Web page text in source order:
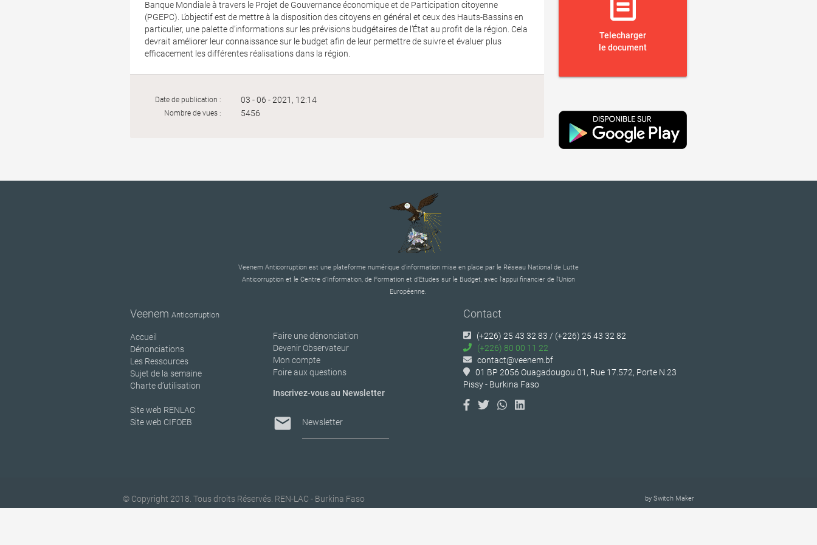
Banque Mondiale à travers le Projet de Gouvernance économique et de Participation citoyenne
(PGEPC). L’objectif est de mettre à la disposition des citoyens en général et ceux des Hauts-Bassins en
particulier, une palette d’informations sur les prévisions budgétaires de l’État au profit de la région. Cela
devrait améliorer leur connaissance sur le budget afin de leur permettre de suivre et évaluer plus
efficacement les différentes réalisations dans la région.
Date de publication : 03 - 06 - 2021, 12:14
Nombre de vues : 5456
Telecharger
le document
Veenem Anticorruption est une plateforme numérique d’information mise en place par le Réseau National de Lutte
Anticorruption et le Centre d’Information, de Formation et d’Etudes sur le Budget, avec l’appui financier de l’Union
Européenne.
Veenem Anticorruption
Accueil
Dénonciations
Les Ressources
Sujet de la semaine
Charte d’utilisation
Site web RENLAC
Site web CIFOEB
Faire une dénonciation
Devenir Observateur
Mon compte
Foire aux questions
Inscrivez-vous au Newsletter
mail Newsletter
Contact
(+226) 25 43 32 83 / (+226) 25 43 32 82
(+226) 80 00 11 22
contact@veenem.bf
01 BP 2056 Ouagadougou 01, Rue 17.572, Porte N.23
Pissy - Burkina Faso
bySwitch Maker
© Copyright 2018. Tous droits Réservés. REN-LAC - Burkina Faso